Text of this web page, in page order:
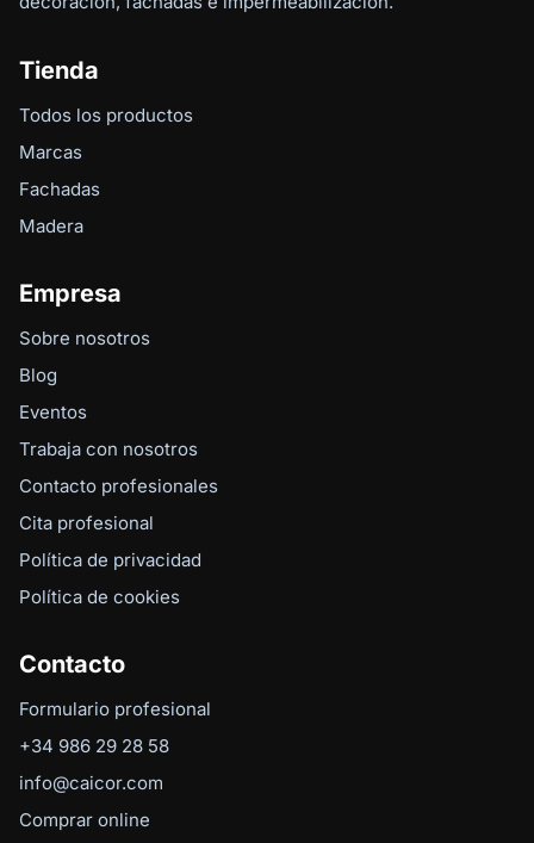
Tienda
Todos los productos
Marcas
Fachadas
Madera
Empresa
Sobre nosotros
Blog
Eventos
Trabaja con nosotros
Contacto profesionales
Cita profesional
Política de privacidad
Política de cookies
Contacto
Formulario profesional
+34 986 29 28 58
info@caicor.com
Comprar online